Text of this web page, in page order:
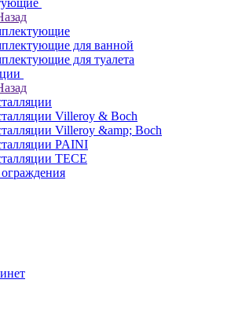
для ванной
для туалета
Villeroy & Boch
Villeroy &amp; Boch
PAINI
TECE